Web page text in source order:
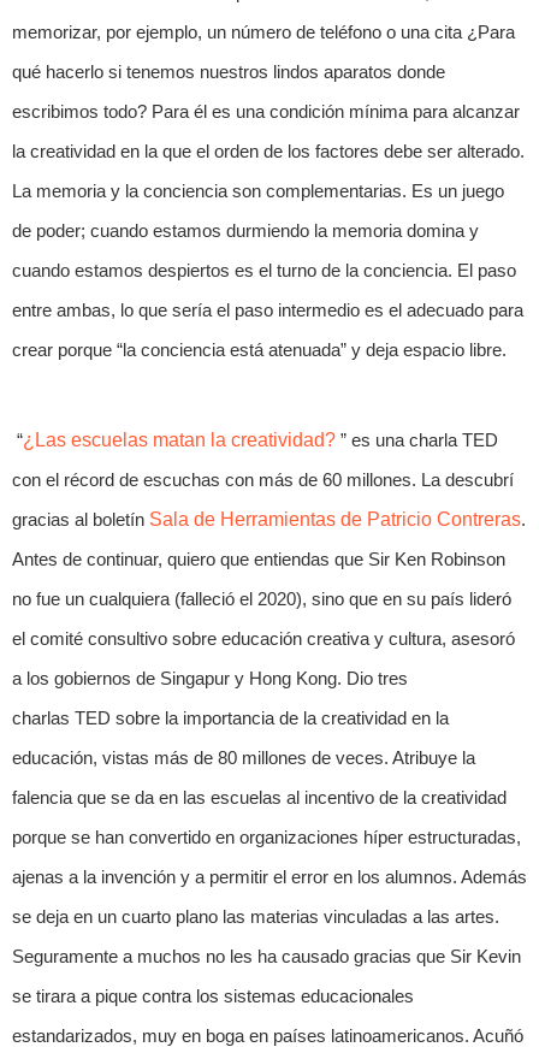
memorizar, por ejemplo, un número de teléfono o una cita ¿Para
qué hacerlo si tenemos nuestros lindos aparatos donde
escribimos todo? Para él es una condición mínima para alcanzar
la creatividad en la que el orden de los factores debe ser alterado.
La memoria y la conciencia son complementarias. Es un juego
de poder; cuando estamos durmiendo la memoria domina y
cuando estamos despiertos es el turno de la conciencia. El paso
entre ambas, lo que sería el paso intermedio es el adecuado para
crear porque “la conciencia está atenuada” y deja espacio libre.
“¿Las escuelas matan la creatividad? ” es una charla TED
con el récord de escuchas con más de 60 millones. La descubrí
gracias al boletín Sala de Herramientas de Patricio Contreras.
Antes de continuar, quiero que entiendas que Sir Ken Robinson
no fue un cualquiera (falleció el 2020), sino que en su país lideró
el comité consultivo sobre educación creativa y cultura, asesoró
a los gobiernos de Singapur y Hong Kong. Dio tres
charlas TED sobre la importancia de la creatividad en la
educación, vistas más de 80 millones de veces. Atribuye la
falencia que se da en las escuelas al incentivo de la creatividad
porque se han convertido en organizaciones híper estructuradas,
ajenas a la invención y a permitir el error en los alumnos. Además
se deja en un cuarto plano las materias vinculadas a las artes.
Seguramente a muchos no les ha causado gracias que Sir Kevin
se tirara a pique contra los sistemas educacionales
estandarizados, muy en boga en países latinoamericanos. Acuñó